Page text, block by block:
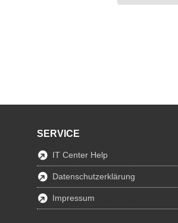
SERVICE
IT Center Help
Datenschutzerklärung
Impressum